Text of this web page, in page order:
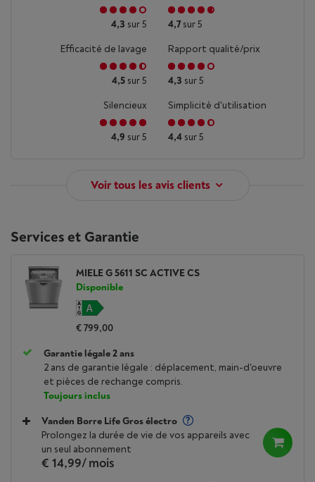
4,3 sur 5 4,7sur 5
Efficacité de lavage
4,5 sur 5
Rapport qualité/prix
4,3 sur 5
Silencieux
4,9 sur 5
Simplicité d'utilisation
4,4 sur 5
Voir tous les avis clients
Services et Garantie
MIELE G 5611 SC ACTIVE CS
Disponible
€ 799,00
Garantie légale 2 ans
2 ans de garantie légale : déplacement, main-d'oeuvre
et pièces de rechange compris.
Toujours inclus
Vanden Borre Life Gros électro
Prolongez la durée de vie de vos appareils avec
un seul abonnement
€ 14,99/ mois